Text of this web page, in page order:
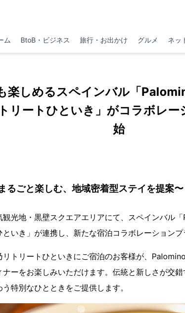
ム BtoB・ビジネス 旅行・お出かけ グルメ ネッ
楽しめるスペインバル「
リートひといき」がコラボレー
始
るごと楽しむ、地域密着型ステイを提案〜
観光地・黒壁スクエアエリアにて、スペインバル
といき」が連携し、新たな宿泊コラボレーションプ
リトリートひといきにご宿泊のお客様が、
ナーをお楽しみいただけます。伝統と新しさが交
特別なひとときをご提供します。